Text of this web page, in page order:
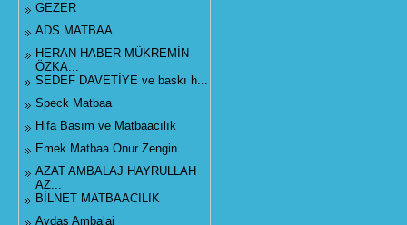
GEZER
ADS MATBAA
HERAN HABER MÜKREMİN
ÖZKA...
SEDEF DAVETİYE ve baskı h...
Speck Matbaa
Hifa Basım ve Matbaacılık
Emek Matbaa Onur Zengin
AZAT AMBALAJ HAYRULLAH
AZ...
BİLNET MATBAACILIK
Aydaş Ambalaj